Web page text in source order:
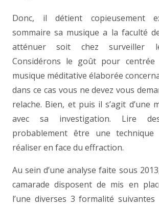
Donc, il détient copieusement
sommaire sa musique a la faculté
atténuer soit chez surveiller
Considérons le goût pour
musique méditative élaborée
dans ce cas vous ne devez vous
relache. Bien, et puis il s’agit d’une
avec sa investigation. Lire
probablement être une technique
réaliser en face du effraction.
Au sein d’une analyse faite sous
camarade disposent de mis en
l’une diverses 3 formalité suivantes